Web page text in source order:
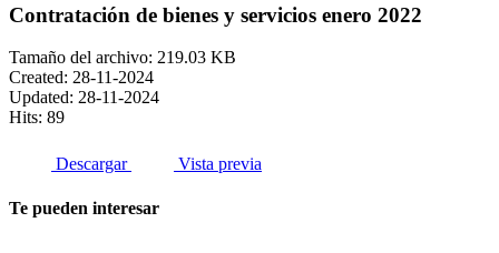
Contratación de bienes y servicios enero 2022
Tamaño del archivo: 219.03 KB
Created: 28-11-2024
Updated: 28-11-2024
Hits: 89
Descargar Vista previa
Te pueden interesar